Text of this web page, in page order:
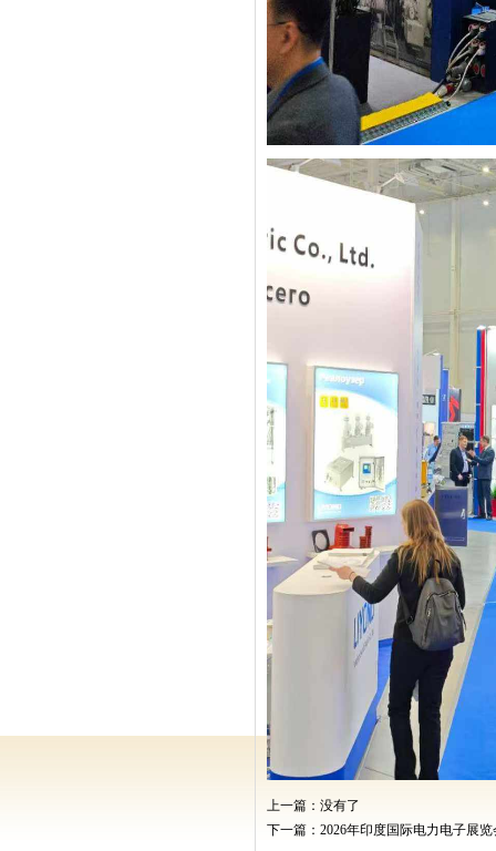
上一篇：没有了
下一篇： 2026年印度国际电力电子展览